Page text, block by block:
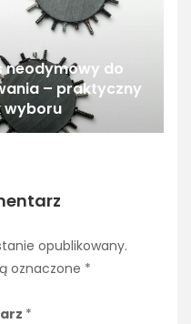
neodymowy do
– praktyczny
wyboru
opublikowany.
oznaczone *
*